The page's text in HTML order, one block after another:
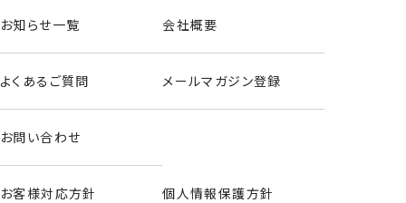
お知らせ一覧 会社概要
よくあるご質問 メールマガジン登録
お問い合わせ
お客様対応方針 個人情報保護方針